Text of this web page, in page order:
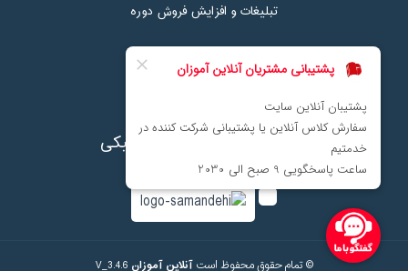
تبلیغات و افزایش فروش دوره
نماد اعتماد پرداخت الکترونیکی
© تمام حقوق محفوظ استآنلاین آموزان